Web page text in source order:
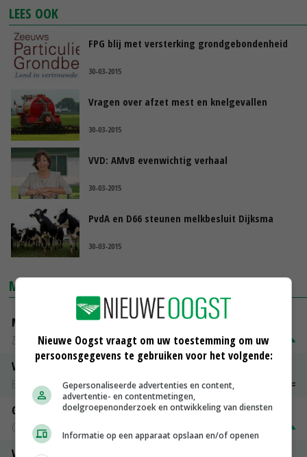
LEES OOK
FPG blij met versterking grondgebondenheid
30-03-2015
Vragen over afzet mest en knelgevallen
30-03-2015
VVD: AMvB evenwichtig verhaal
30-03-2015
PvdA en D66 steunen melkbesluit Dijksma
30-03-2015
MARKTPRIJZEN
Magere melkpoeder
Zuivel NL
€ 269,00 € 7,00
Vleeskuikens 2001-2600 gr
Barneveld
€ 1,09
Gerst
Groningen
Volle melkpoeder
Nieuwe Oogst vraagt om uw toestemming om uw
persoonsgegevens te gebruiken voor het volgende:
Gepersonaliseerde advertenties en content,
advertentie- en contentmetingen,
doelgroepenonderzoek en ontwikkeling van diensten
Informatie op een apparaat opslaan en/of openen